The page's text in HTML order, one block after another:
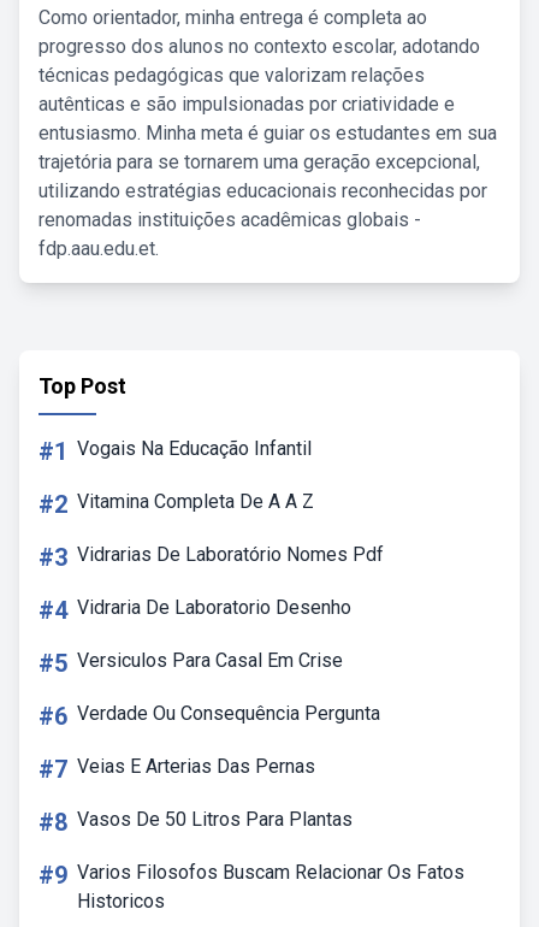
Como orientador, minha entrega é completa ao
progresso dos alunos no contexto escolar, adotando
técnicas pedagógicas que valorizam relações
autênticas e são impulsionadas por criatividade e
entusiasmo. Minha meta é guiar os estudantes em sua
trajetória para se tornarem uma geração excepcional,
utilizando estratégias educacionais reconhecidas por
renomadas instituições acadêmicas globais -
fdp.aau.edu.et.
Top Post
#1 Vogais Na Educação Infantil
#2 Vitamina Completa De A A Z
#3 Vidrarias De Laboratório Nomes Pdf
#4 Vidraria De Laboratorio Desenho
#5 Versiculos Para Casal Em Crise
#6 Verdade Ou Consequência Pergunta
#7 Veias E Arterias Das Pernas
#8 Vasos De 50 Litros Para Plantas
#9 Varios Filosofos Buscam Relacionar Os Fatos
Historicos